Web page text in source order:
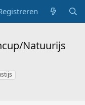
Natuurijs